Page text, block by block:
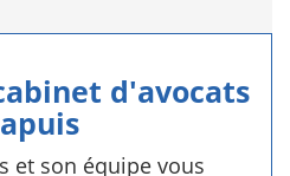
d'avocats
et son équipe vous